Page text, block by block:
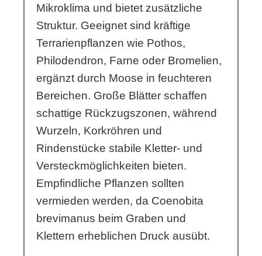
Mikroklima und bietet zusätzliche
Struktur. Geeignet sind kräftige
Terrarienpflanzen wie Pothos,
Philodendron, Farne oder Bromelien,
ergänzt durch Moose in feuchteren
Bereichen. Große Blätter schaffen
schattige Rückzugszonen, während
Wurzeln, Korkröhren und
Rindenstücke stabile Kletter- und
Versteckmöglichkeiten bieten.
Empfindliche Pflanzen sollten
vermieden werden, da Coenobita
brevimanus beim Graben und
Klettern erheblichen Druck ausübt.